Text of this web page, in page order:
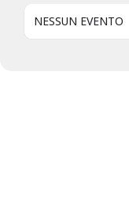
NESSUN EVENTO